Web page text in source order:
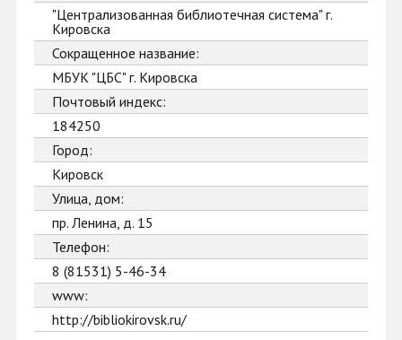
"Централизованная библиотечная система" г.
Кировска
Сокращенное название:
МБУК "ЦБС" г. Кировска
Почтовый индекс:
184250
Город:
Кировск
Улица, дом:
пр. Ленина, д. 15
Телефон:
8 (81531) 5-46-34
www:
http://bibliokirovsk.ru/